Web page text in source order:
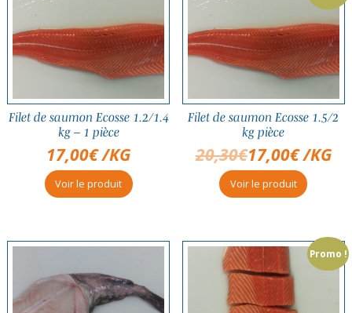
Filet de saumon Ecosse 1.2/1.4
kg – 1 pièce
17,00€/KG
Voir le produit
Filet de saumon Ecosse 1.5/2
kg pièce
20,30€17,00€/KG
Voir le produit
Promo !